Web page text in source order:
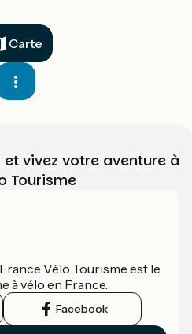
Carte
et vivez votre aventure à
Tourisme
Vélo Tourisme est le
à vélo en France.
Facebook